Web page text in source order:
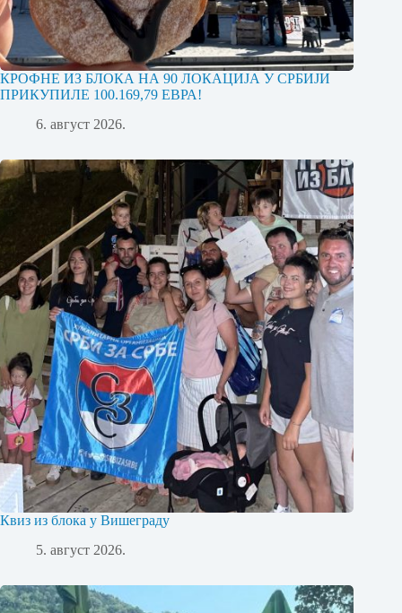
КРОФНЕ ИЗ БЛОКА НА 90 ЛОКАЦИЈА У СРБИЈИ
ПРИКУПИЛЕ 100.169,79 ЕВРА!
6. август 2026.
Квиз из блока у Вишеграду
5. август 2026.